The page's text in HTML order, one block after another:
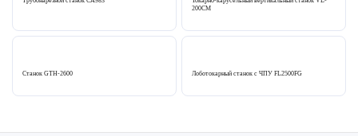
200CM
Станок GTH-2600 Лоботокарный станок c ЧПУ FL2500FG